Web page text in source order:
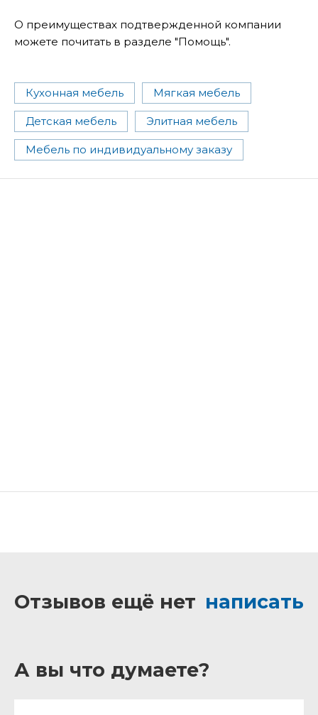
О преимуществах подтвержденной компании
можете почитать в разделе "Помощь".
Кухонная мебель Мягкая мебель
Детская мебель Элитная мебель
Мебель по индивидуальному заказу
Отзывов ещё нет написать
А вы что думаете?